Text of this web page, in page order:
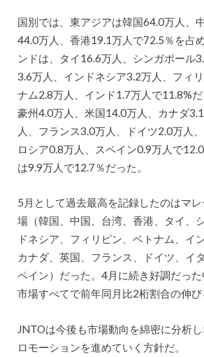
国別では、東アジアは韓国64.0万人、
44.0万人、香港19.1万人で72.5％を占
ンドは、タイ16.6万人、シンガポール
3.6万人、インドネシア3.2万人、フィ
ナム2.8万人、インド1.7万人で11.8%だ
豪州4.0万人、米国14.0万人、カナダ
人、フランス3.0万人、ドイツ2.0万人
ロシア0.8万人、スペイン0.9万人で
は9.9万人で12.7％だった。
5月として過去最高を記録したのはマ
場（韓国、中国、台湾、香港、タイ、
ドネシア、フィリピン、ベトナム、イ
カナダ、英国、フランス、ドイツ、イ
ペイン）だった。4月に続き好調だっ
市場すべてで前年同月比2桁割合の伸び
JNTOは今後も市場動向を綿密に分析
ロモーションを進めていく方針だ。